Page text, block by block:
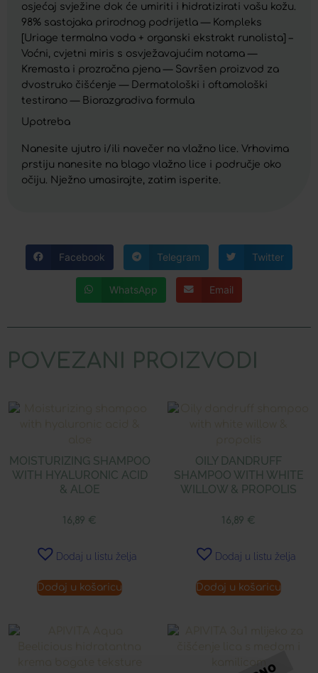
osjećaj svježine dok će umiriti i hidratizirati vašu kožu.
98% sastojaka prirodnog podrijetla — Kompleks
[Uriage termalna voda + organski ekstrakt runolista] –
Voćni, cvjetni miris s osvježavajućim notama —
Kremasta i prozračna pjena — Savršen proizvod za
dvostruko čišćenje — Dermatološki i oftamološki
testirano — Biorazgradiva formula
Upotreba
Nanesite ujutro i/ili navečer na vlažno lice. Vrhovima
prstiju nanesite na blago vlažno lice i područje oko
očiju. Nježno umasirajte, zatim isperite.
Facebook Telegram Twitter
WhatsApp Email
POVEZANI PROIZVODI
MOISTURIZING SHAMPOO
WITH HYALURONIC ACID
& ALOE
16,89 €
Dodaj u listu želja
Dodaj u košaricu
OILY DANDRUFF
SHAMPOO WITH WHITE
WILLOW & PROPOLIS
16,89 €
Dodaj u listu želja
Dodaj u košaricu